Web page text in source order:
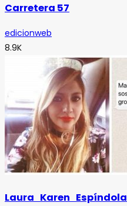
Carretera 57
edicionweb
8.9K
Laura Karen